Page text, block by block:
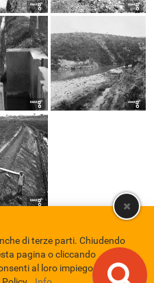
Nazionale
Privacy policy
di terze parti. Chiudendo
pagina o cliccando
al loro impiego in